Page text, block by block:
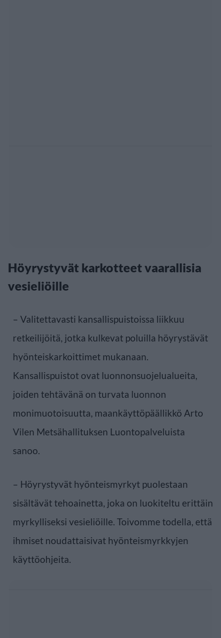
Höyrystyvät karkotteet vaarallisia
vesieliöille
– Valitettavasti kansallispuistoissa liikkuu
retkeilijöitä, jotka kulkevat poluilla höyrystävät
hyönteiskarkoittimet mukanaan.
Kansallispuistot ovat luonnonsuojelualueita,
joiden tehtävänä on turvata luonnon
monimuotoisuutta, maankäyttöpäällikkö Arto
Vilen Metsähallituksen Luontopalveluista
sanoo.
– Höyrystyvät hyönteismyrkyt puolestaan
sisältävät tehoainetta, joka on luokiteltu erittäin
myrkylliseksi vesieliöille. Toivomme todella, että
ihmiset noudattaisivat hyönteismyrkkyjen
käyttöohjeita.